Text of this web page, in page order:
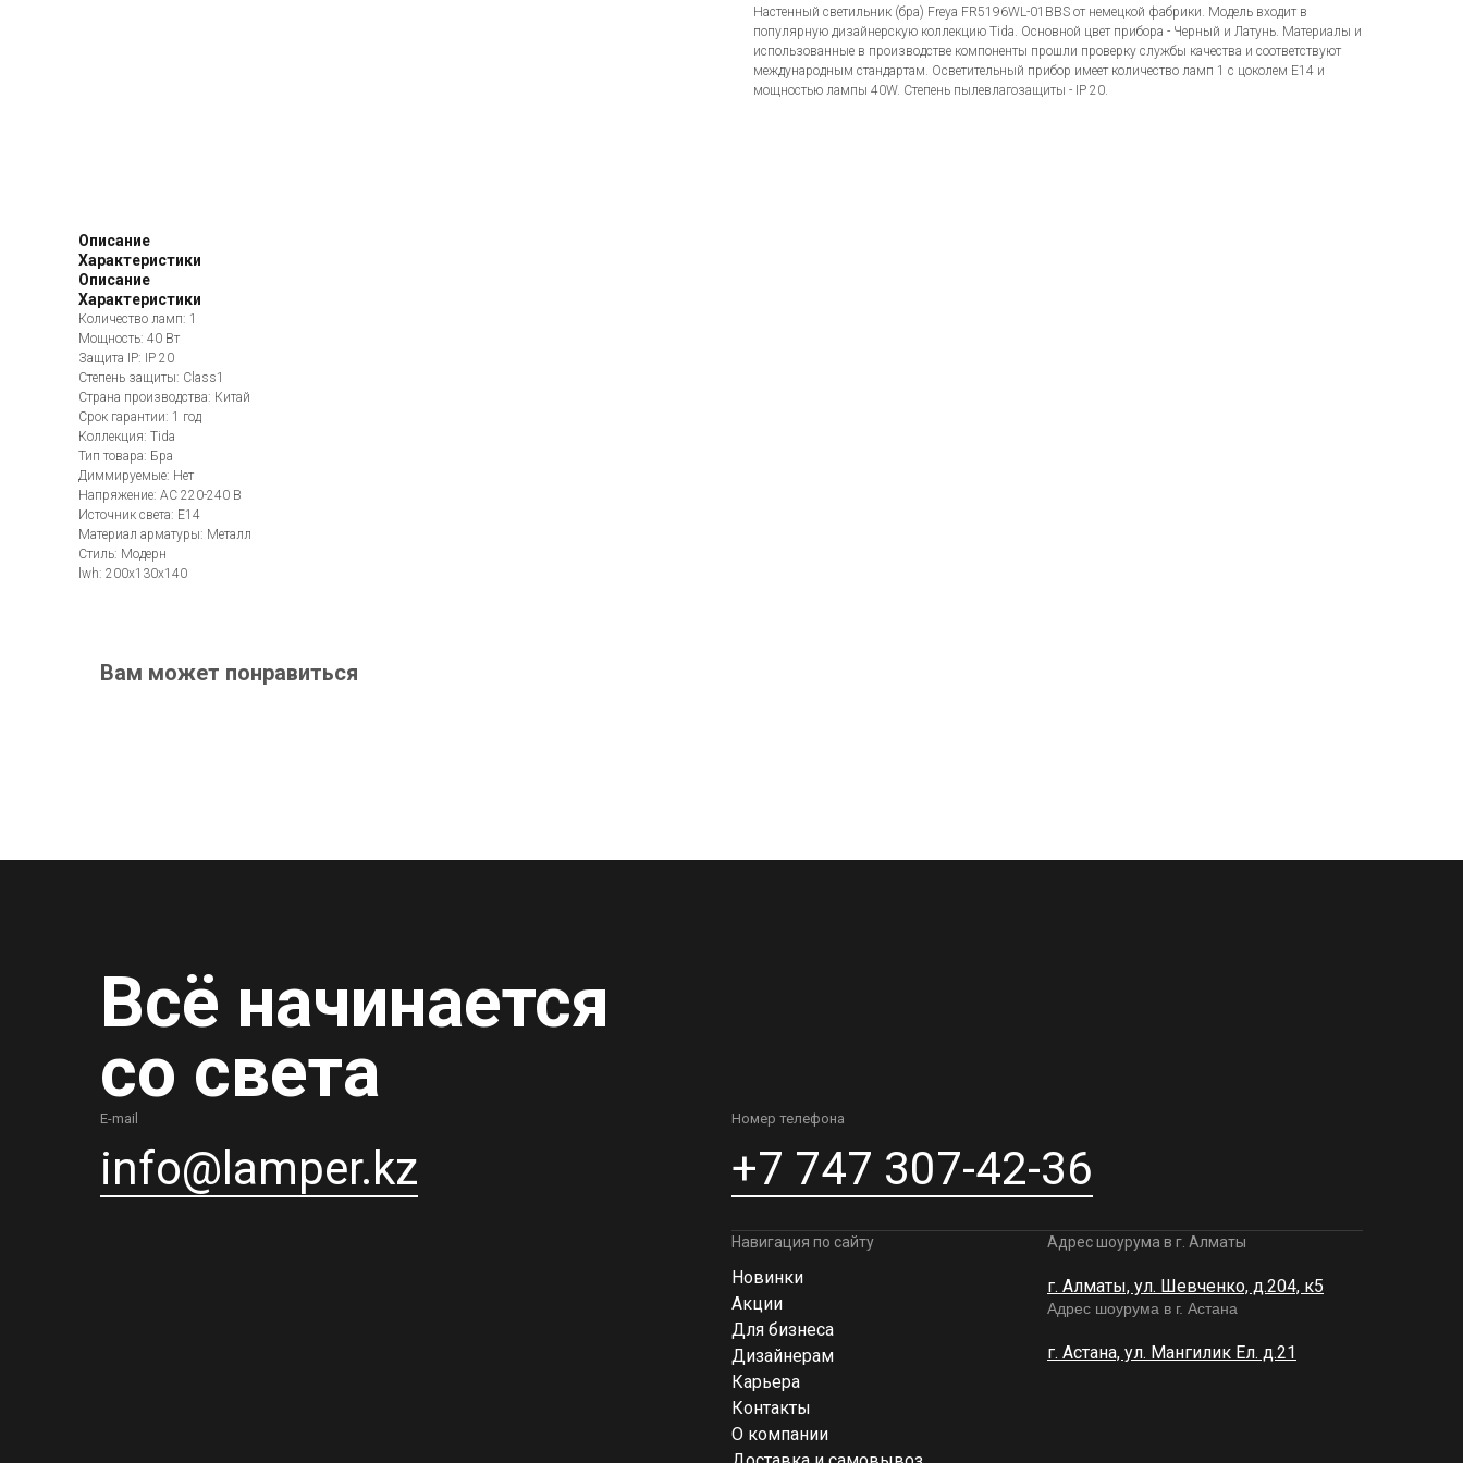
Настенный светильник (бра) Freya FR5196WL-01BBS от немецкой фабрики. Модель входит в
популярную дизайнерскую коллекцию Tida. Основной цвет прибора - Черный и Латунь. Материалы и
использованные в производстве компоненты прошли проверку службы качества и соответствуют
международным стандартам. Осветительный прибор имеет количество ламп 1 с цоколем E14 и
мощностью лампы 40W. Степень пылевлагозащиты - IP 20.
Описание
Характеристики
Описание
Характеристики
Количество ламп: 1
Мощность: 40 Вт
Защита IP: IP 20
Степень защиты: Class1
Страна производства: Китай
Срок гарантии: 1 год
Коллекция: Tida
Тип товара: Бра
Диммируемые: Нет
Напряжение: AC 220-240 В
Источник света: E14
Материал арматуры: Металл
Стиль: Модерн
lwh: 200x130x140
Вам может понравиться
Всё начинается
со света
E-mail
info@lamper.kz
Номер телефона
+7 747 307-42-36
Навигация по сайту
Новинки
Акции
Для бизнеса
Дизайнерам
Карьера
Контакты
О компании
Адрес шоурума в г. Алматы
г. Алматы, ул. Шевченко, д.204, к5
Адрес шоурума в г. Астана
г. Астана, ул. Мангилик Ел. д.21